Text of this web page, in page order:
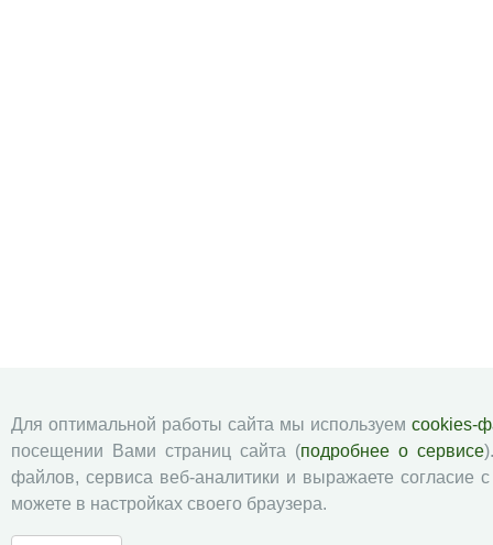
Для оптимальной работы сайта мы используем cookies-
посещении Вами страниц сайта (подробнее о сервисе
файлов, сервиса веб-аналитики и выражаете согласие
можете в настройках своего браузера.